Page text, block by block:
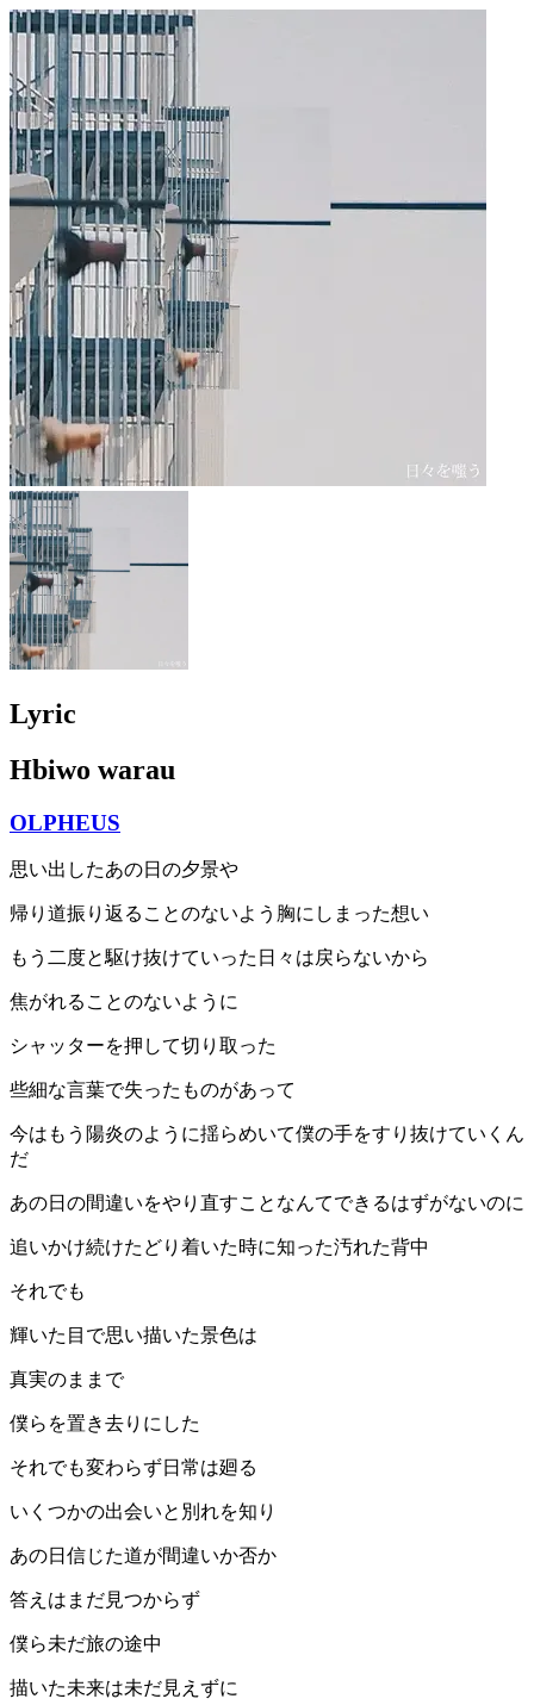
Lyric
Hbiwo warau
OLPHEUS
思い出したあの日の夕景や
帰り道振り返ることのないよう胸にしまった想い
もう二度と駆け抜けていった日々は戻らないから
焦がれることのないように
シャッターを押して切り取った
些細な言葉で失ったものがあって
今はもう陽炎のように揺らめいて僕の手をすり抜けていくん
だ
あの日の間違いをやり直すことなんてできるはずがないのに
追いかけ続けたどり着いた時に知った汚れた背中
それでも
輝いた目で思い描いた景色は
真実のままで
僕らを置き去りにした
それでも変わらず日常は廻る
いくつかの出会いと別れを知り
あの日信じた道が間違いか否か
答えはまだ見つからず
僕ら未だ旅の途中
描いた未来は未だ見えずに